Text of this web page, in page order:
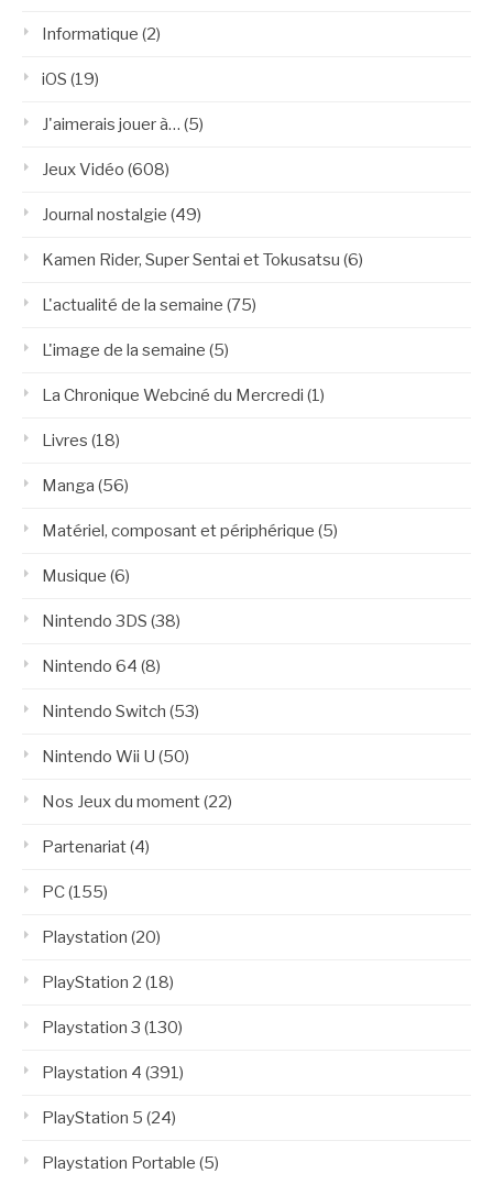
Informatique (2)
iOS (19)
J'aimerais jouer à… (5)
Jeux Vidéo (608)
Journal nostalgie (49)
Kamen Rider, Super Sentai et Tokusatsu (6)
L'actualité de la semaine (75)
L'image de la semaine (5)
La Chronique Webciné du Mercredi (1)
Livres (18)
Manga (56)
Matériel, composant et périphérique (5)
Musique (6)
Nintendo 3DS (38)
Nintendo 64 (8)
Nintendo Switch (53)
Nintendo Wii U (50)
Nos Jeux du moment(22)
Partenariat(4)
PC(155)
Playstation (20)
PlayStation 2 (18)
Playstation 3 (130)
Playstation 4 (391)
PlayStation 5 (24)
Playstation Portable (5)